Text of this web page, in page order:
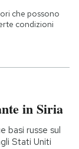
che possono
condizioni
in Siria
basi russe sul
Stati Uniti